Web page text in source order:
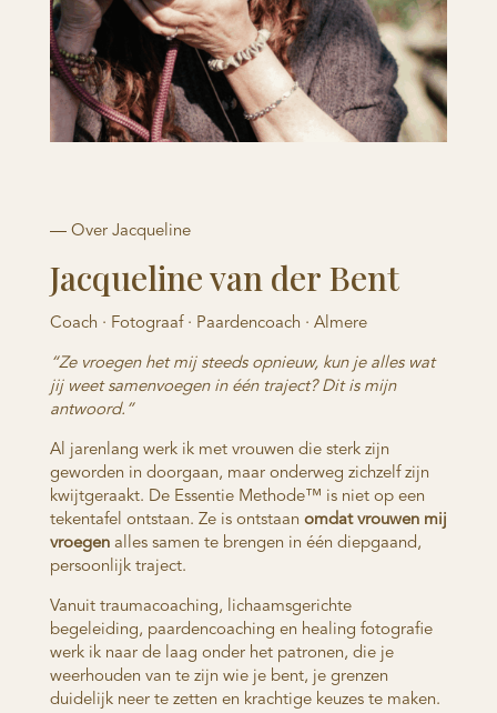
— Over Jacqueline
Jacqueline van der Bent
Coach · Fotograaf · Paardencoach · Almere
“Ze vroegen het mij steeds opnieuw, kun je alles wat
jij weet samenvoegen in één traject? Dit is mijn
antwoord.”
Al jarenlang werk ik met vrouwen die sterk zijn
geworden in doorgaan, maar onderweg zichzelf zijn
kwijtgeraakt. De Essentie Methode™ is niet op een
tekentafel ontstaan. Ze is ontstaan omdat vrouwen mij
vroegenalles samen te brengen in één diepgaand,
persoonlijk traject.
Vanuit traumacoaching, lichaamsgerichte
begeleiding, paardencoaching en healing fotografie
werk ik naar de laag onder het patronen, die je
weerhouden van te zijn wie je bent, je grenzen
duidelijk neer te zetten en krachtige keuzes te maken.